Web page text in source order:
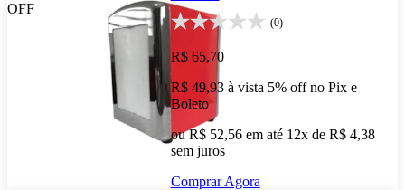
OFF
(0)
R$ 65,70
R$ 49,93 à vista 5% off no Pix e
Boleto
ou R$ 52,56 em até 12x de R$ 4,38
sem juros
Comprar Agora